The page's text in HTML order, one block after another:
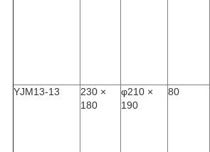
YJM13-13
230 ×
180
φ210 ×
190
80